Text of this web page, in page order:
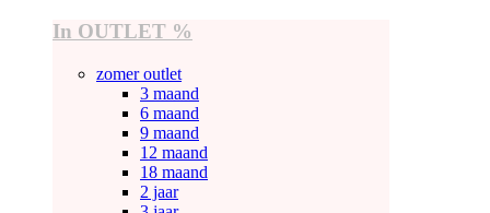
In OUTLET %
zomer outlet
3 maand
6 maand
9 maand
12 maand
18 maand
2 jaar